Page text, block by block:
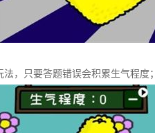
，只要答题错误会积累生气程度；